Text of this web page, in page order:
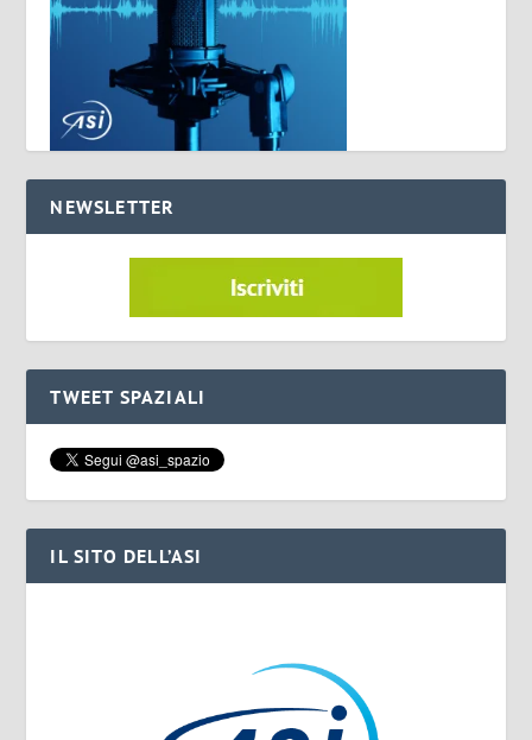
NEWSLETTER
TWEET SPAZIALI
IL SITO DELL’ASI